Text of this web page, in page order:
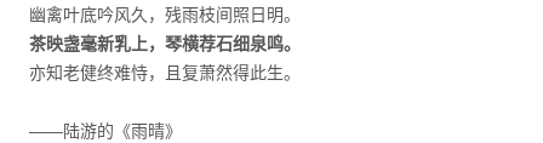
幽禽叶底吟风久，残雨枝间照日明。
茶映盏毫新乳上，琴横荐石细泉鸣。
亦知老健终难恃，且复萧然得此生。
——陆游的《雨晴》